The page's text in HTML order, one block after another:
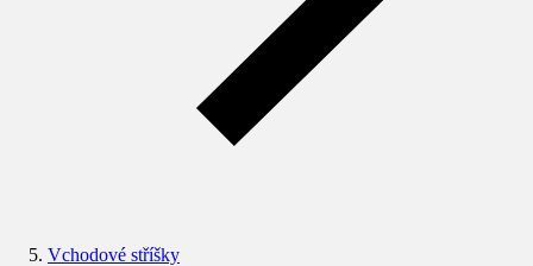
Vchodové stříšky